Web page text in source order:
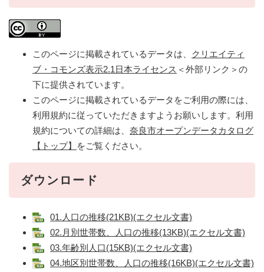
このページに掲載されているデータは、
クリエイティ
ブ・コモンズ表示2.1日本ライセンス ＜外部リンク＞ の
下に提供されています。
このページに掲載されているデータをご利用の際には、
利用規約に従っていただきますようお願いします。利用
規約についての詳細は、 奈良市オープンデータカタログ
【トップ】
をご覧ください。
ダウンロード
01.人口の推移(21KB)(エクセル文書)
02.月別世帯数、人口の推移(13KB)(エクセル文書)
03.年齢別人口(15KB)(エクセル文書)
04.地区別世帯数、人口の推移(16KB)(エクセル文書)